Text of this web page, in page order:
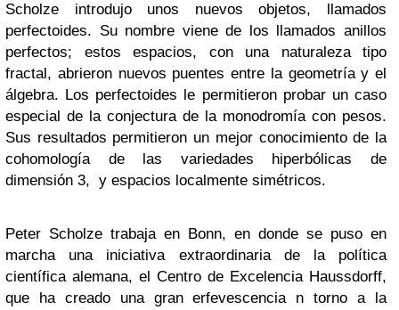
Scholze introdujo unos nuevos objetos, llamados
perfectoides. Su nombre viene de los llamados anillos
perfectos; estos espacios, con una naturaleza tipo
fractal, abrieron nuevos puentes entre la geometría y el
álgebra. Los perfectoides le permitieron probar un caso
especial de la conjectura de la monodromía con pesos.
Sus resultados permitieron un mejor conocimiento de la
cohomología de las variedades hiperbólicas de
dimensión 3, y espacios localmente simétricos.
Peter Scholze trabaja en Bonn, en donde se puso en
marcha una iniciativa extraordinaria de la política
científica alemana, el Centro de Excelencia Haussdorff,
que ha creado una gran erfevescencia n torno a la